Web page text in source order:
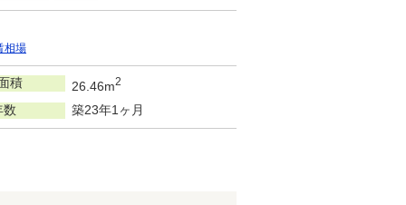
相場
積 26.46m2
数 築23年1ヶ月